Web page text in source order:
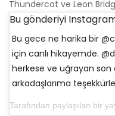
Thundercat ve Leon
Bu gönderiyi
Bu gece ne harika bir
için canlı hikayemde.
herkese ve uğrayan son
arkadaşlarıma
Tarafından paylaşılan bir